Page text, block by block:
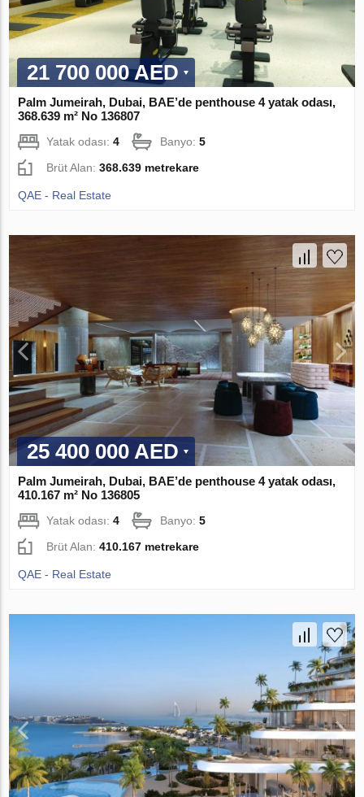
21 700 000 AED
Palm Jumeirah, Dubai, BAE’de penthouse 4 yatak odası,
368.639 m² No 136807
Yatak odası:4 Banyo:5
Brüt Alan:368.639 metrekare
QAE - Real Estate
25 400 000 AED
Palm Jumeirah, Dubai, BAE’de penthouse 4 yatak odası,
410.167 m² No 136805
Yatak odası:4 Banyo:5
Brüt Alan:410.167 metrekare
QAE - Real Estate